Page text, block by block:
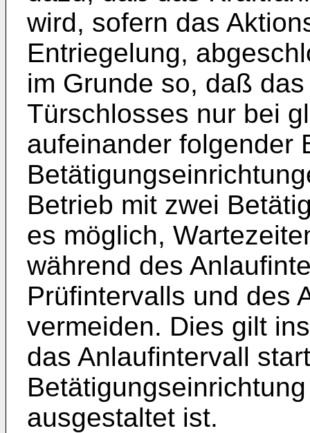
wird, sofern das
Entriegelung,
im Grunde so, daß
Türschlosses nur bei
aufeinander folgender
Betrieb mit zwei
es möglich,
während des
Prüfintervalls und des
vermeiden. Dies gilt
das Anlaufintervall
ausgestaltet ist.